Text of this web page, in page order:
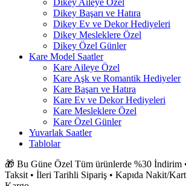
Dikey Başarı ve Hatıra
Dikey Ev ve Dekor Hediyeleri
Dikey Mesleklere Özel
Dikey Özel Günler
Kare Model Saatler
Kare Aileye Özel
Kare Aşk ve Romantik Hediyeler
Kare Başarı ve Hatıra
Kare Ev ve Dekor Hediyeleri
Kare Mesleklere Özel
Kare Özel Günler
Yuvarlak Saatler
Tablolar
🎁 Bu Güne Özel Tüm ürünlerde %30 İndirim
Taksit • İleri Tarihli Sipariş • Kapıda Nakit/